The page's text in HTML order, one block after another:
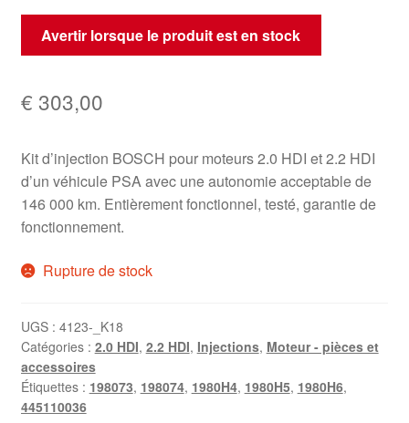
Avertir lorsque le produit est en stock
€ 303,00
Kit d’injection BOSCH pour moteurs 2.0 HDI et 2.2 HDI
d’un véhicule PSA avec une autonomie acceptable de
146 000 km. Entièrement fonctionnel, testé, garantie de
fonctionnement.
Rupture de stock
UGS : 4123-_K18
Catégories : 2.0 HDI, 2.2 HDI, Injections, Moteur - pièces et
accessoires
Étiquettes : 198073, 198074, 1980H4, 1980H5, 1980H6,
445110036